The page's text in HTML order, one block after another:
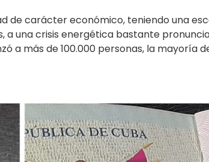
de carácter económico, teniendo una
a una crisis energética bastante
más de 100.000 personas, la mayoría